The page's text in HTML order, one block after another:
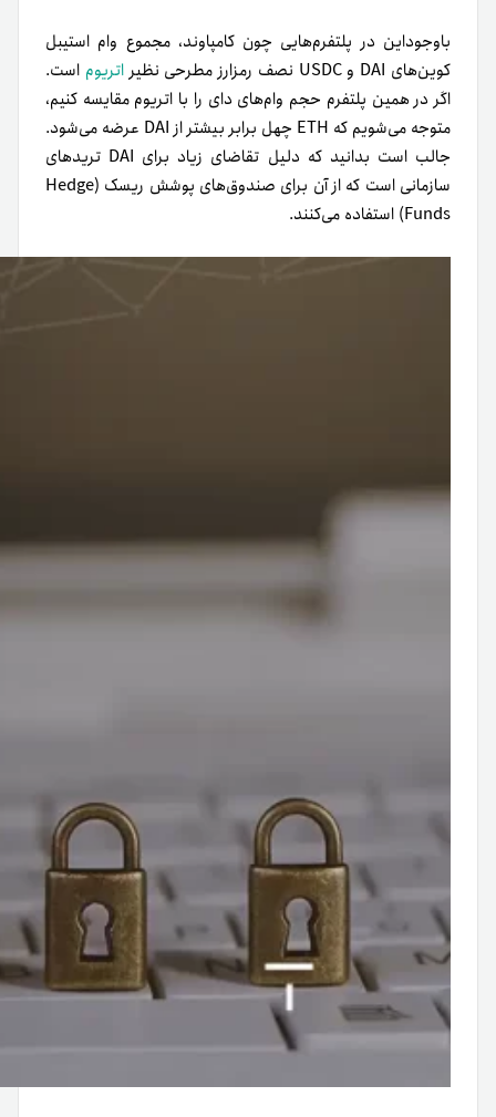
باوجوداین در پلتفرم‌هایی چون کامپاوند، مجموع وام استیبل
کوین‌های DAI و USDC نصف رمزارز مطرحی نظیر
اتریوم است.
اگر در همین پلتفرم حجم وام‌های دای را با اتریوم مقایسه کنیم،
متوجه می‌شویم که ETH چهل برابر بیشتر از DAI عرضه می‌شود.
جالب است بدانید که دلیل تقاضای زیاد برای DAI تریدهای
سازمانی است که از آن برای صندوق‌های پوشش ریسک (Hedge
Funds) استفاده می‌کنند.